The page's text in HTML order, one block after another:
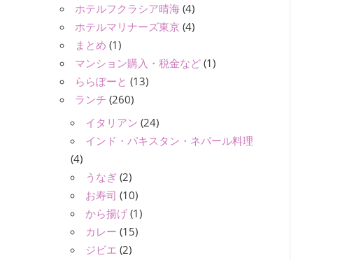
ホテルフクラシア晴海 (4)
ホテルマリナーズ東京 (4)
まとめ (1)
マンション購入・税金など (1)
ららぽーと (13)
ランチ (260)
イタリアン (24)
インド・パキスタン・ネパール料理
(4)
うなぎ (2)
お寿司 (10)
から揚げ (1)
カレー (15)
ジビエ (2)